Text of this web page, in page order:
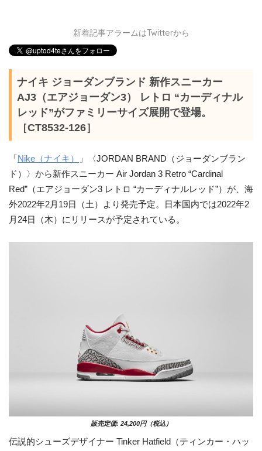
新着記事アラームはTwitterから
ナイキ ジョーダンブランド 新作スニーカー
AJ3（エアジョーダン3） レトロ “カーディナル
レッド”がファミリーサイズ展開で登場。
［CT8532-126］
「 Nike（ナイキ）
」〈JORDAN BRAND（ジョーダンブラン
ド）〉から新作スニーカー Air Jordan 3 Retro “Cardinal
Red”（エアジョーダン3 レトロ “カーディナルレッド”）が、海
外2022年2月19日（土）より発売予定。日本国内では2022年2
月24日（木）にリリースが予定されている。
販売定価: 24,200円（税込）
伝説的シューズデザイナー Tinker Hatfield（ティンカー・ハッ